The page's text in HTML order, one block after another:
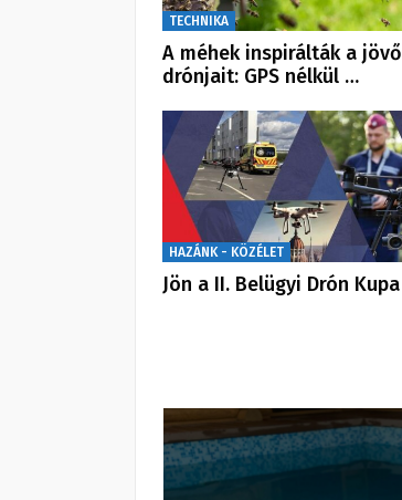
TECHNIKA
A méhek inspirálták a jövő
drónjait: GPS nélkül …
HAZÁNK - KÖZÉLET
Jön a II. Belügyi Drón Kupa